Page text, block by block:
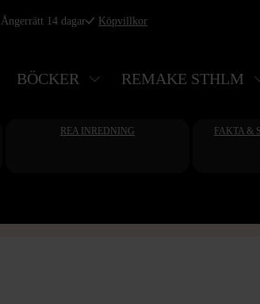
Ångerrätt 14 dagar Köpvillkor
BÖCKER REMAKE STHLM
REA INREDNING FAKTA &